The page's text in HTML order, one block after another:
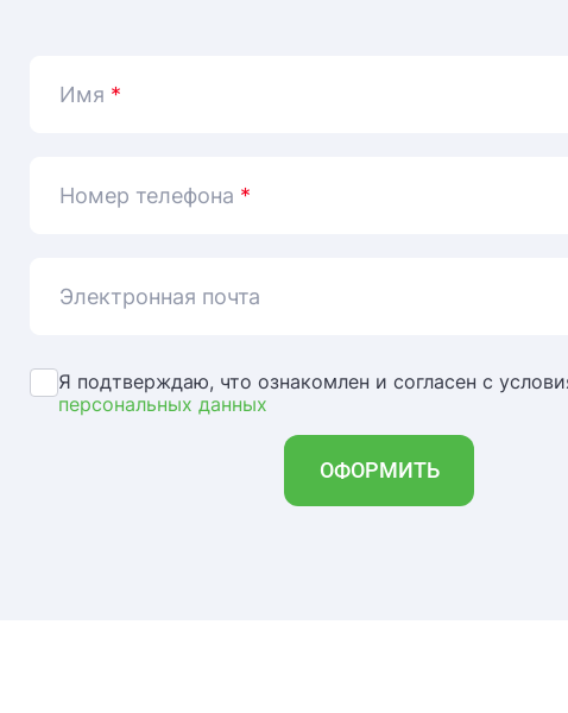
Имя *
Номер телефона *
Электронная почта
Я подтверждаю, что ознакомлен и согласен с
персональных данных
ОФОРМИТЬ